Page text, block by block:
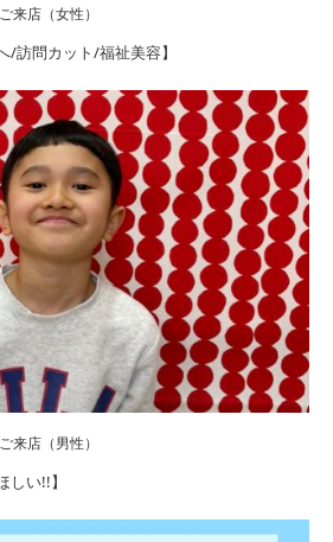
来店（女性）
/訪問カット/福祉美容】
来店（男性）
しい!!】